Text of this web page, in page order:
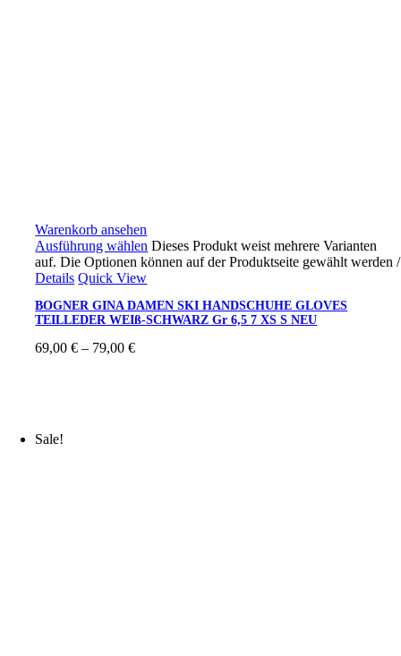
Warenkorb ansehen
Ausführung wählen Dieses Produkt weist mehrere Varianten
auf. Die Optionen können auf der Produktseite gewählt werden/
Details Quick View
BOGNER GINA DAMEN SKI HANDSCHUHE GLOVES
TEILLEDER WEIß-SCHWARZ Gr 6,5 7 XS S NEU
69,00€ – 79,00€
Sale!